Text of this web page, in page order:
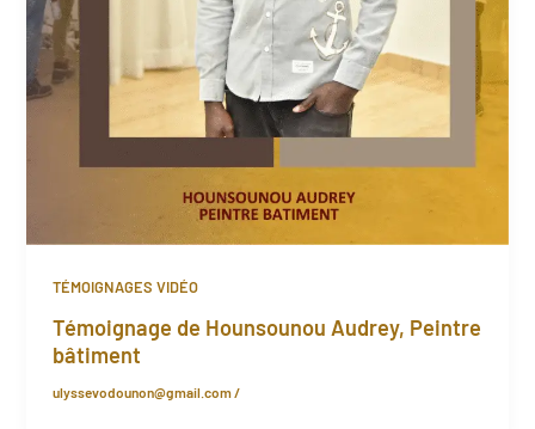
TÉMOIGNAGES VIDÉO
Témoignage de Hounsounou Audrey, Peintre
bâtiment
ulyssevodounon@gmail.com /